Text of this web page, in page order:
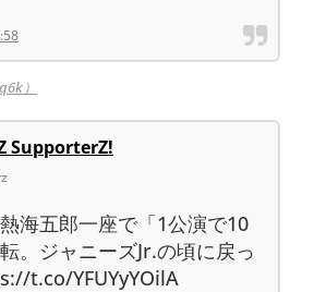
）
SupporterZ!
熱海五郎一座で「1公演で10
。ジャニーズJr.の頃に戻っ
t.co/YFUYyYOilA